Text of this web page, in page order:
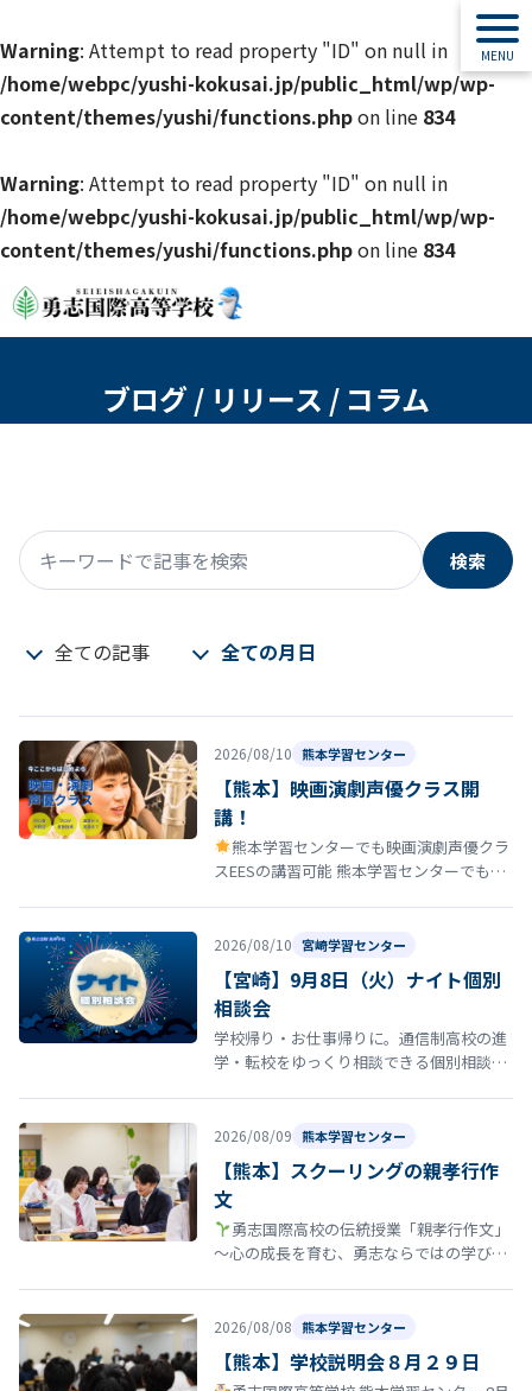
Warning: Attempt to read property "ID" on null in
/home/webpc/yushi-kokusai.jp/public_html/wp/wp-
content/themes/yushi/functions.phpon line 834
Warning: Attempt to read property "ID" on null in
/home/webpc/yushi-kokusai.jp/public_html/wp/wp-
content/themes/yushi/functions.phpon line 834
ブログ / リリース / コラム
キーワードで記事を検索
検索
全ての記事 全ての月日
2026/08/10 熊本学習センター
【熊本】映画演劇声優クラス開
講！
熊本学習センターでも映画演劇声優クラ
スEESの講習可能 熊本学習センターでも映
2026/08/10 宮崎学習センター
【宮崎】9月8日（火）ナイト個別
相談会
学校帰り・お仕事帰りに。通信制高校の進
学・転校をゆっくり相談できる個別相談会
2026/08/09 熊本学習センター
【熊本】スクーリングの親孝行作
文
勇志国際高校の伝統授業「親孝行作文」
〜心の成長を育む、勇志ならではの学び〜
2026/08/08 熊本学習センター
【熊本】学校説明会８月２９日